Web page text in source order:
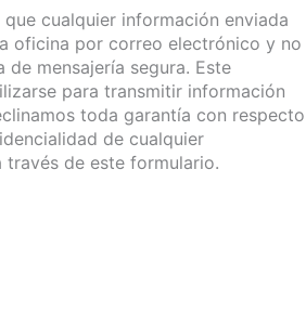
cualquier información enviada
oficina por correo electrónico y no
de mensajería segura. Este
para transmitir información
toda garantía con respecto
de cualquier
través de este formulario.